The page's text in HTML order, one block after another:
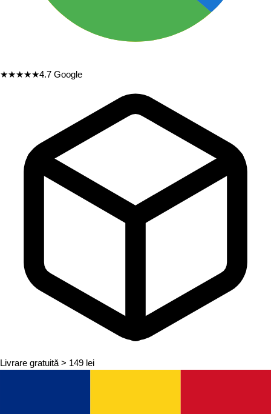
★★★★★4.7 Google
Livrare gratuită > 149 lei